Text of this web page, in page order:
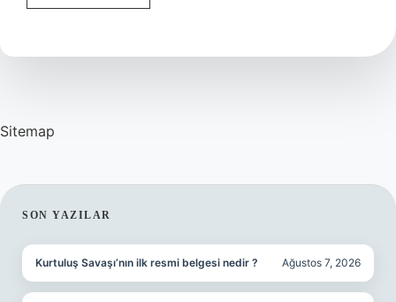
Uyuyan
Ne
Sitemap
SIDEBAR
SON YAZILAR
Kurtuluş Savaşı’nın ilk resmi belgesi nedir ? Ağustos 7, 2026